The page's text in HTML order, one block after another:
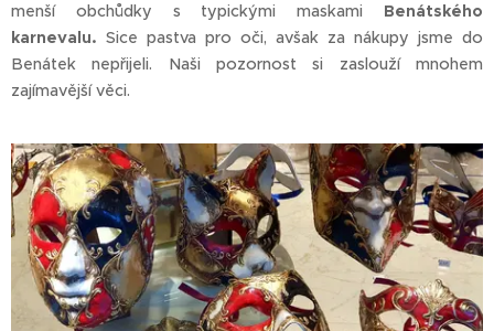
menší obchůdky s typickými maskami Benátského
karnevalu. Sice pastva pro oči, avšak za nákupy jsme do
Benátek nepřijeli. Naši pozornost si zaslouží mnohem
zajímavější věci.